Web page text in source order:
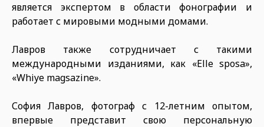
является экспертом в области фонографии и
работает с мировыми модными домами.
Лавров также сотрудничает с такими
международными изданиями, как «Elle sposa»,
«Whiye magsazine».
София Лавров, фотограф с 12-летним опытом,
впервые представит свою персональную